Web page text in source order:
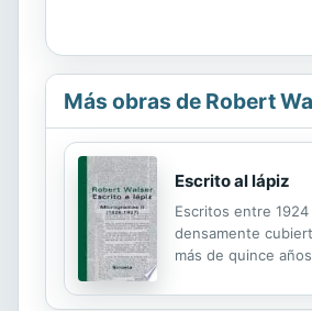
Más obras de Robert
Escrito al lápiz
Escritos entre
densamente
más de quince